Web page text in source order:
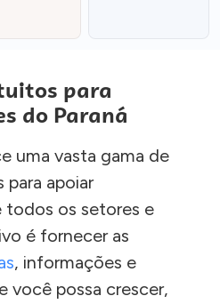
para
do Paraná
uma vasta gama de
apoiar
todos os setores e
é fornecer as
, informações e
você possa crescer,